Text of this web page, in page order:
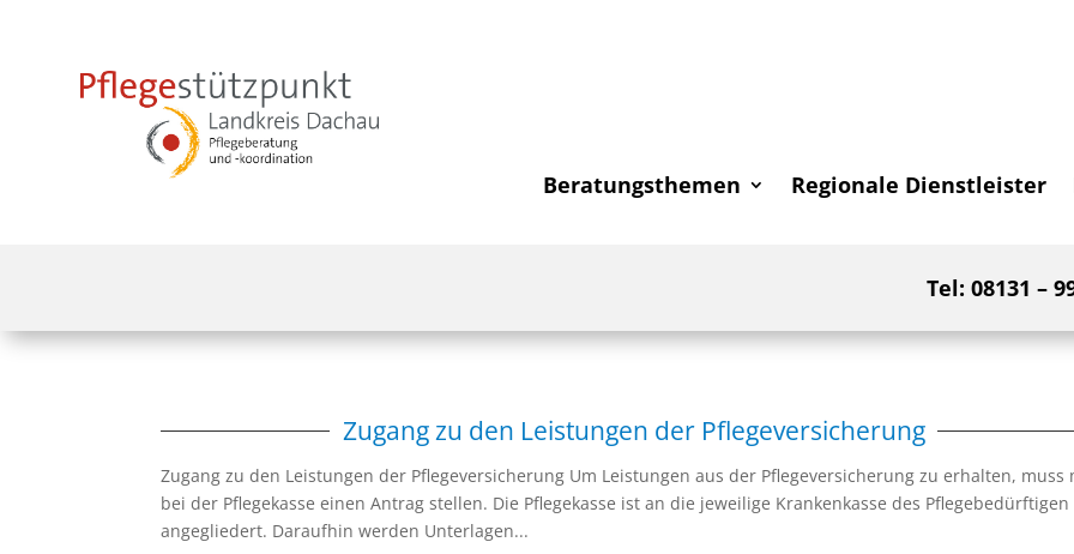
Beratungsthemen Regionale Dienstleister
Tel: 08131 –
Zugang zu den Leistungen der Pflegeversicherung
Zugang zu den Leistungen der Pflegeversicherung Um Leistungen aus der Pflegeversicherung zu erhalten, muss
bei der Pflegekasse einen Antrag stellen. Die Pflegekasse ist an die jeweilige Krankenkasse des Pflegebedürftigen
angegliedert. Daraufhin werden Unterlagen...